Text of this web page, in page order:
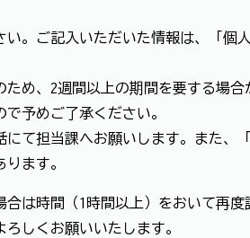
。ご記入いただいた情報は、「個
め、2週間以上の期間を要する場
予めご了承ください。
て担当課へお願いします。また、
ます。
は時間（1時間以上）をおいて再
しくお願いいたします。